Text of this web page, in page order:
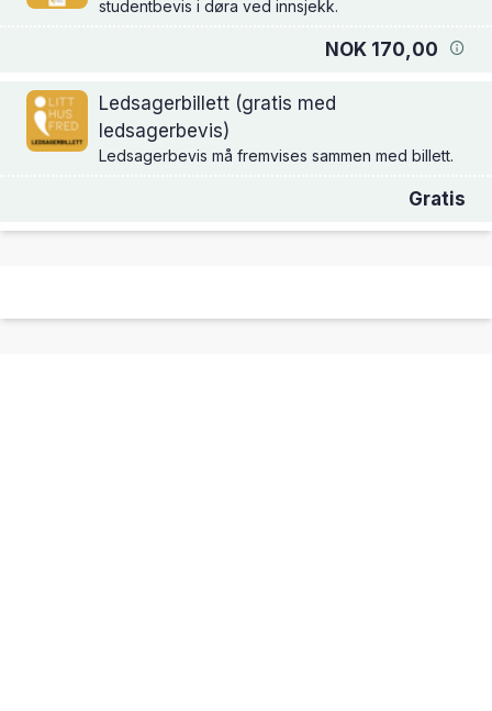
studentbevis i døra ved innsjekk.
NOK 170,00
Ledsagerbillett (gratis med
ledsagerbevis)
Ledsagerbevis må fremvises sammen med billett.
Gratis